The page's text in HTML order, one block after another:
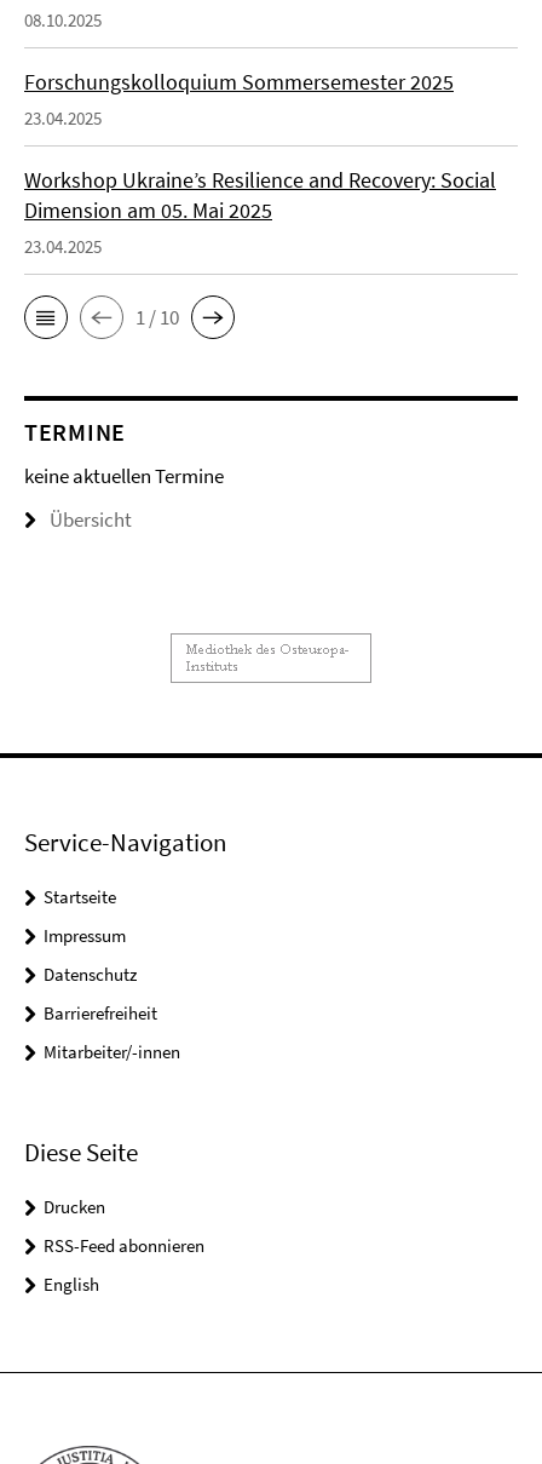
08.10.2025
Forschungskolloquium Sommersemester 2025
23.04.2025
Workshop Ukraine’s Resilience and Recovery: Social
Dimension am 05. Mai 2025
23.04.2025
1 / 10
TERMINE
keine aktuellen Termine
Übersicht
Service-Navigation
Startseite
Impressum
Datenschutz
Barrierefreiheit
Mitarbeiter/-innen
Diese Seite
Drucken
RSS-Feed abonnieren
English